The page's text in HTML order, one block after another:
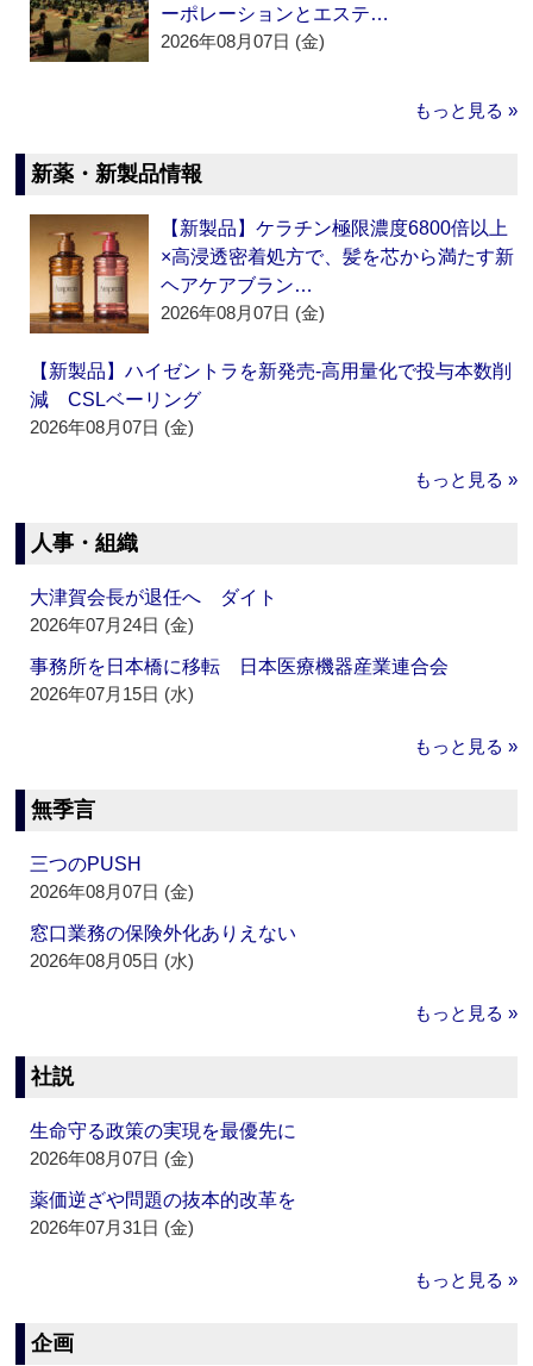
ーポレーションとエステ…
2026年08月07日 (金)
もっと見る »
新薬・新製品情報
【新製品】ケラチン極限濃度6800倍以上
×高浸透密着処方で、髪を芯から満たす新
ヘアケアブラン…
2026年08月07日 (金)
【新製品】ハイゼントラを新発売‐高用量化で投与本数削
減 CSLベーリング
2026年08月07日 (金)
もっと見る »
人事・組織
大津賀会長が退任へ ダイト
2026年07月24日 (金)
事務所を日本橋に移転 日本医療機器産業連合会
2026年07月15日 (水)
もっと見る »
無季言
三つのPUSH
2026年08月07日 (金)
窓口業務の保険外化ありえない
2026年08月05日 (水)
もっと見る »
社説
生命守る政策の実現を最優先に
2026年08月07日 (金)
薬価逆ざや問題の抜本的改革を
2026年07月31日 (金)
もっと見る »
企画